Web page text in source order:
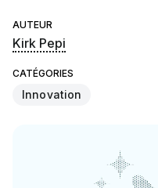
AUTEUR
Kirk Pepi
CATÉGORIES
Innovation